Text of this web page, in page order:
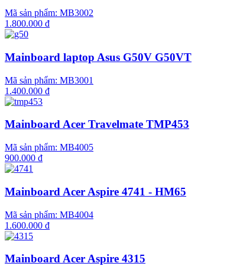
Mã sản phẩm: MB3002
1.800.000 đ
Mainboard laptop Asus G50V G50VT
Mã sản phẩm: MB3001
1.400.000 đ
Mainboard Acer Travelmate TMP453
Mã sản phẩm: MB4005
900.000 đ
Mainboard Acer Aspire 4741 - HM65
Mã sản phẩm: MB4004
1.600.000 đ
Mainboard Acer Aspire 4315